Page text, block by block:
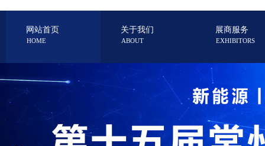
网站首页
HOME
关于我们
ABOUT
展商服务
EXHIBITORS